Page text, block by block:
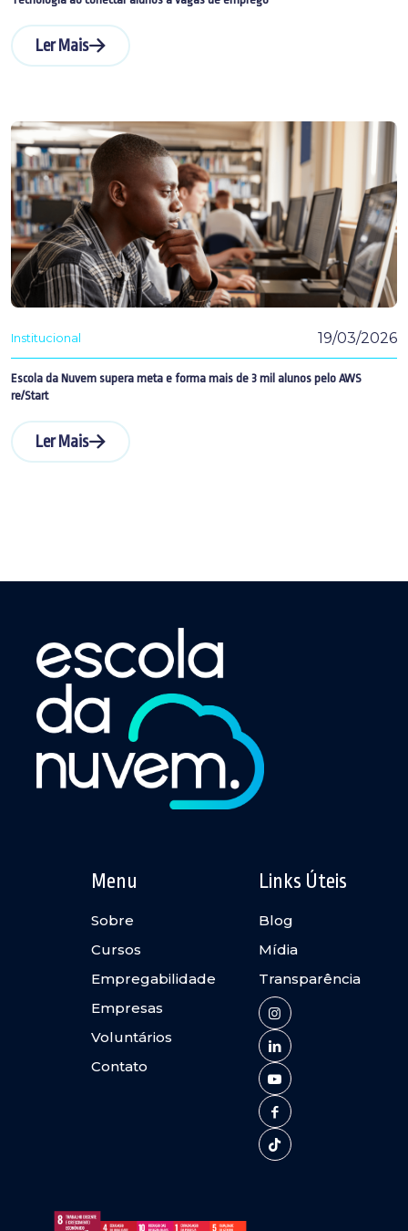
Ler Mais
Institucional 19/03/2026
Escola da Nuvem supera meta e forma mais de 3 mil alunos pelo AWS
re/Start
Ler Mais
Menu
Sobre
Cursos
Empregabilidade
Empresas
Voluntários
Contato
Links Úteis
Blog
Mídia
Transparência